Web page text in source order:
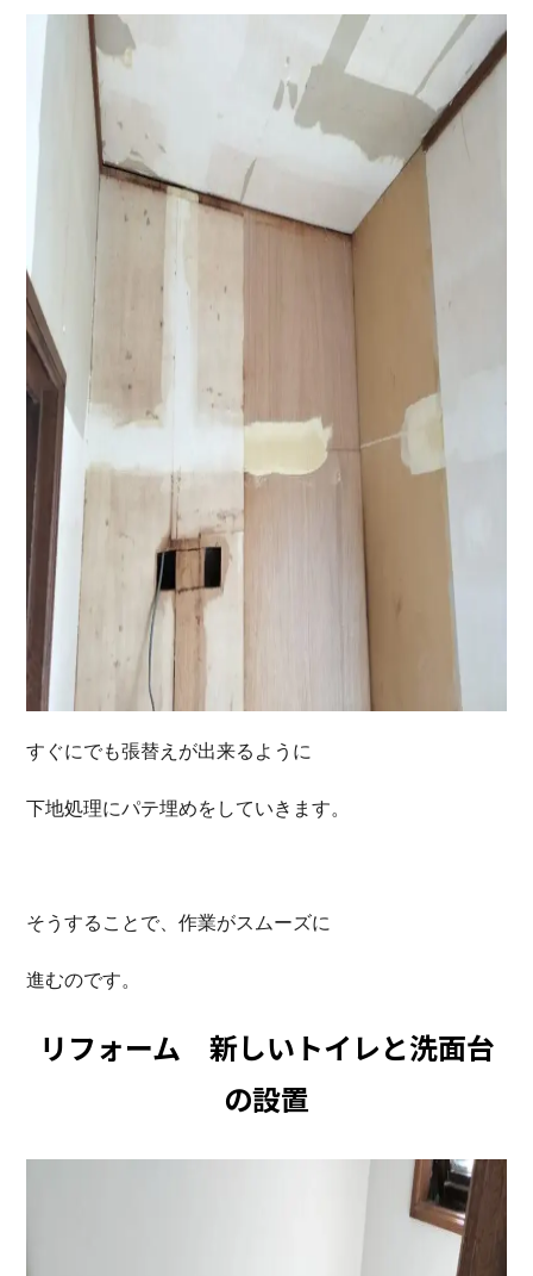
すぐにでも張替えが出来るように
下地処理にパテ埋めをしていきます。
そうすることで、作業がスムーズに
進むのです。
リフォーム 新しいトイレと洗面台
の設置